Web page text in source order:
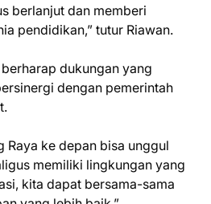
berlanjut dan memberi
pendidikan,” tutur Riawan.
dukungan yang
dengan pemerintah
Raya ke depan bisa unggul
memiliki lingkungan yang
kita dapat bersama-sama